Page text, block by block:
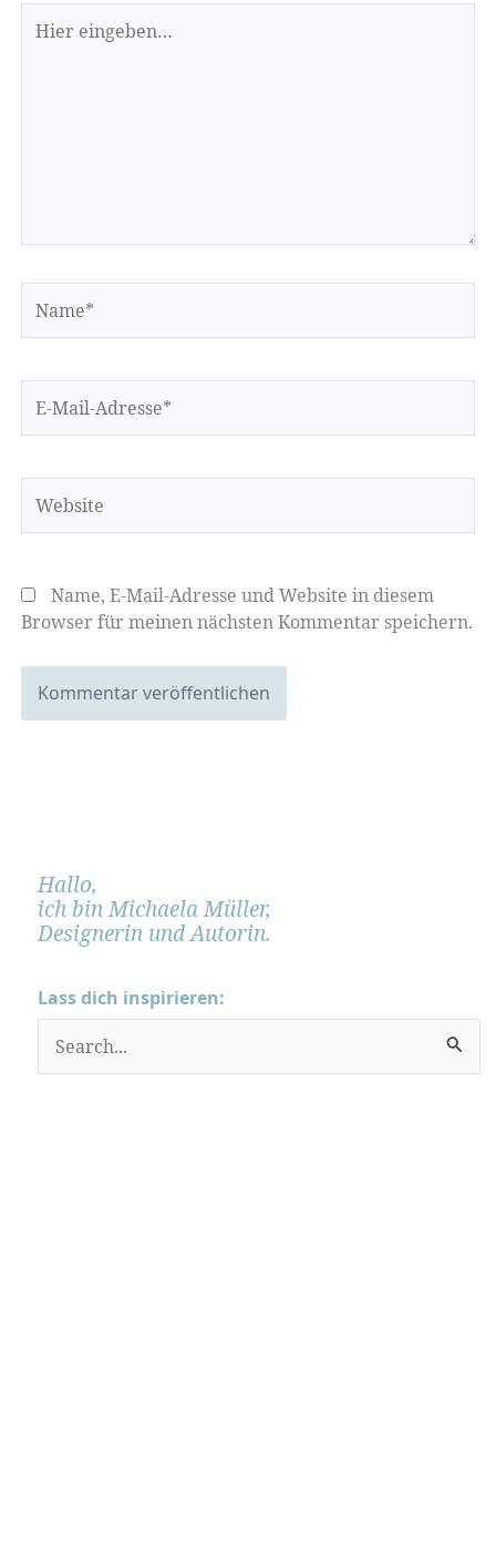
eingeben…
Mail-
Name, E-Mail-Adresse und Website in diesem
Browser für meinen nächsten Kommentar speichern.
Hallo,
ich bin Michaela Müller,
Designerin und Autorin.
Lass dich inspirieren:
u